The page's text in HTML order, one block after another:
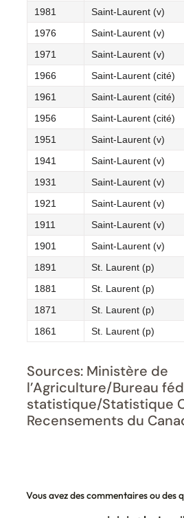
1981
Saint-Laurent (v)
1976
Saint-Laurent (v)
1971
Saint-Laurent (v)
1966
Saint-Laurent (cité)
1961
Saint-Laurent (cité)
1956
Saint-Laurent (cité)
1951
Saint-Laurent (v)
1941
Saint-Laurent (v)
1931
Saint-Laurent (v)
1921
Saint-Laurent (v)
1911
Saint-Laurent (v)
1901
Saint-Laurent (v)
1891
St. Laurent (p)
1881
St. Laurent (p)
1871
St. Laurent (p)
1861
St. Laurent (p)
Sources: Ministère de
l’Agriculture/Bureau
statistique/Statistique
Recensements du
Vous avez des commentaires ou des